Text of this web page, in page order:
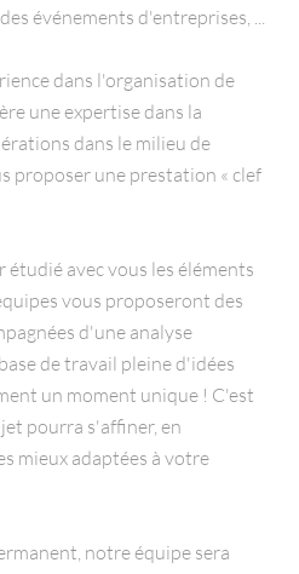
événements d'entreprises, ...
dans l'organisation de
une expertise dans la
dans le milieu de
proposer une prestation « clef
avec vous les éléments
vous proposeront des
d'une analyse
de travail pleine d'idées
un moment unique ! C'est
pourra s'affiner, en
mieux adaptées à votre
notre équipe sera